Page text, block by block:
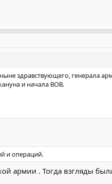
здравствующего, генерала
и начала ВОВ.
и операций.
армии . Тогда взгляды